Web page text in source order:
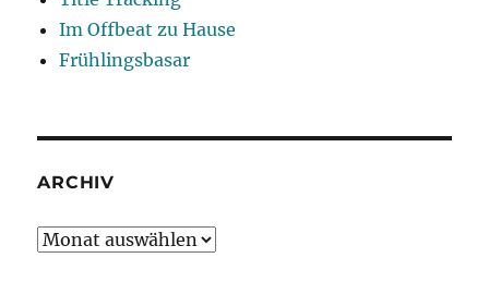
Im Offbeat zu Hause
Frühlingsbasar
ARCHIV
Archiv